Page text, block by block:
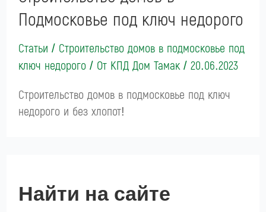
Подмосковье под ключ недорого
Статьи / Строительство домов в подмосковье под
ключ недорого / От КПД Дом Тамак / 20.06.2023
Строительство домов в подмосковье под ключ
недорого и без хлопот!
Найти на сайте